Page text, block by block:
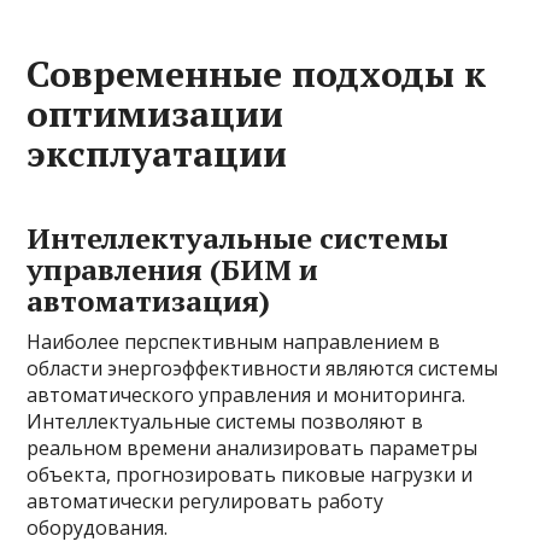
Современные подходы к
оптимизации
эксплуатации
Интеллектуальные системы
управления (БИМ и
автоматизация)
Наиболее перспективным направлением в
области энергоэффективности являются системы
автоматического управления и мониторинга.
Интеллектуальные системы позволяют в
реальном времени анализировать параметры
объекта, прогнозировать пиковые нагрузки и
автоматически регулировать работу
оборудования.